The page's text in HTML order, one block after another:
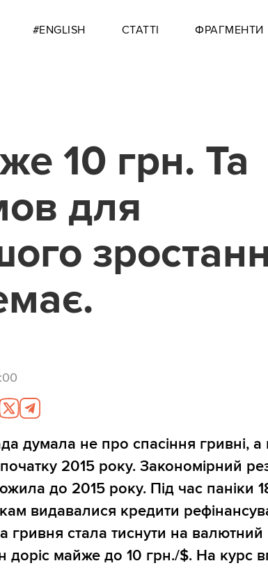
#ENGLISH СТАТТІ ФРАГМЕНТИ
10 грн. Та
для
думала не про спасіння гривні, а
2015 року. Закономірний
до 2015 року. Під час паніки
видавалися кредити
гривня стала тиснути на валютний
доріс майже до 10 грн./$. На курс